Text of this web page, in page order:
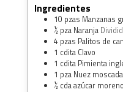
Ingredientes
10 pzas Manzanas
½ pza Naranja
4 pzas Palitos de
1 cdita Clavo
1 cdita Pimienta
1 pza Nuez moscada
½ cdaazúcar moreno